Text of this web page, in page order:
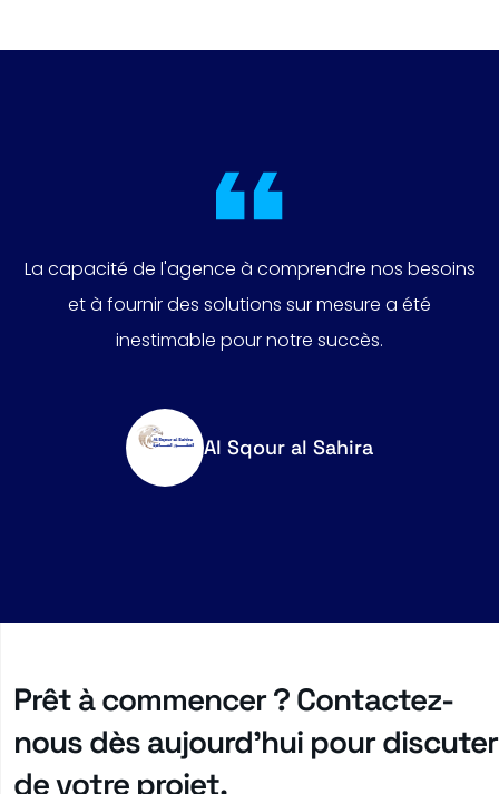
La capacité de l'agence à comprendre nos besoins
et à fournir des solutions sur mesure a été
inestimable pour notre succès.
Al Sqour al Sahira
Prêt à commencer ? Contactez-
nous dès aujourd'hui pour discuter
de votre projet.